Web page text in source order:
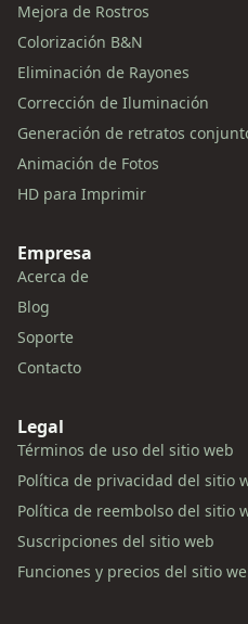
Mejora de Rostros
Colorización B&N
Eliminación de Rayones
Corrección de Iluminación
Generación de retratos
Animación de Fotos
HD para Imprimir
Empresa
Acerca de
Blog
Soporte
Contacto
Legal
Términos de uso del sitio web
Política de privacidad del sitio
Política de reembolso del sitio
Suscripciones del sitio web
Funciones y precios del sitio